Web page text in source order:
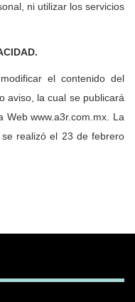
ni utilizar los servicios
el contenido del
aviso, la cual se publicará
www.a3r.com.mx. La
realizó el 23 de febrero